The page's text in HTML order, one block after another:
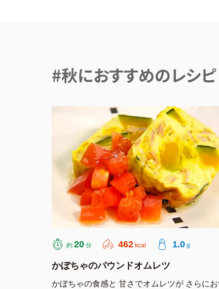
#秋におすすめのレシピ
約 20 分 462 kcal 1.0 g
かぼちゃのパウンドオムレツ
かぼちゃの食感と 甘さでオムレツが さらにお